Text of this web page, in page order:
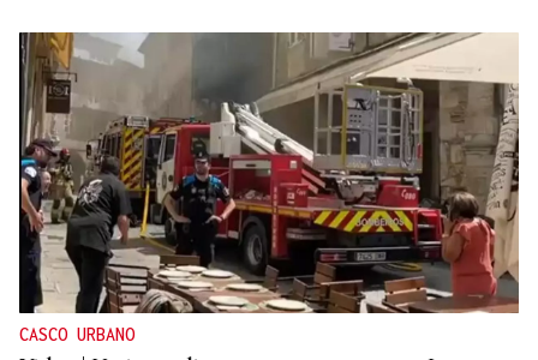
POLOS RÍOS E MONTAÑAS DE OURENSE
A Ribeira Sacra, flora e fauna nas ribeiras miñota
e siliense
CASCO URBANO